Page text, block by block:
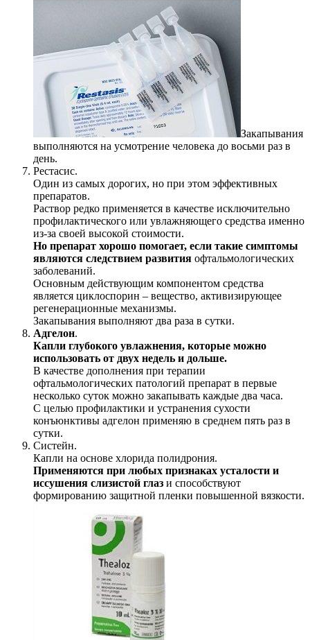
Закапывания
выполняются на усмотрение человека до восьми раз в
день.
Рестасис.
Один из самых дорогих, но при этом эффективных
препаратов.
Раствор редко применяется в качестве исключительно
профилактического или увлажняющего средства именно
из-за своей высокой стоимости.
Но препарат хорошо помогает, если такие симптомы
являются следствием развития офтальмологических
заболеваний.
Основным действующим компонентом средства
является циклоспорин – вещество, активизирующее
регенерационные механизмы.
Закапывания выполняют два раза в сутки.
Адгелон.
Капли глубокого увлажнения, которые можно
использовать от двух недель и дольше.
В качестве дополнения при терапии
офтальмологических патологий препарат в первые
несколько суток можно закапывать каждые два часа.
С целью профилактики и устранения сухости
конъюнктивы адгелон применяю в среднем пять раз в
сутки.
Систейн.
Капли на основе хлорида полидрония.
Применяются при любых признаках усталости и
иссушения слизистой глаз и способствуют
формированию защитной пленки повышенной вязкости.